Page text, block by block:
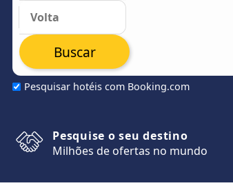
Pesquisar hotéis com Booking.com
Buscar
Pesquise o seu destino
Milhões de ofertas no mundo